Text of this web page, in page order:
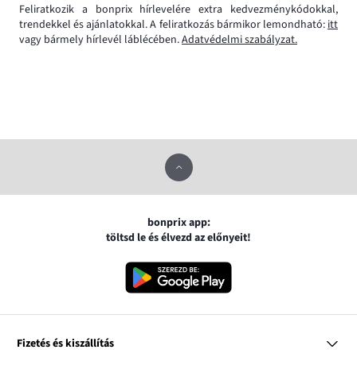
Feliratkozik a bonprix hírlevelére extra kedvezménykódokkal,
trendekkel és ajánlatokkal. A feliratkozás bármikor lemondható: itt
vagy bármely hírlevél láblécében.Adatvédelmi szabályzat.
bonprix app:
töltsd le és élvezd az előnyeit!
Fizetés és kiszállítás